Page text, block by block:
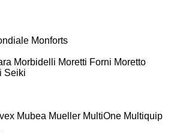
Monforts
Morbidelli Moretti Forni Moretto
Seiki
Mubea Mueller MultiOne Multiquip